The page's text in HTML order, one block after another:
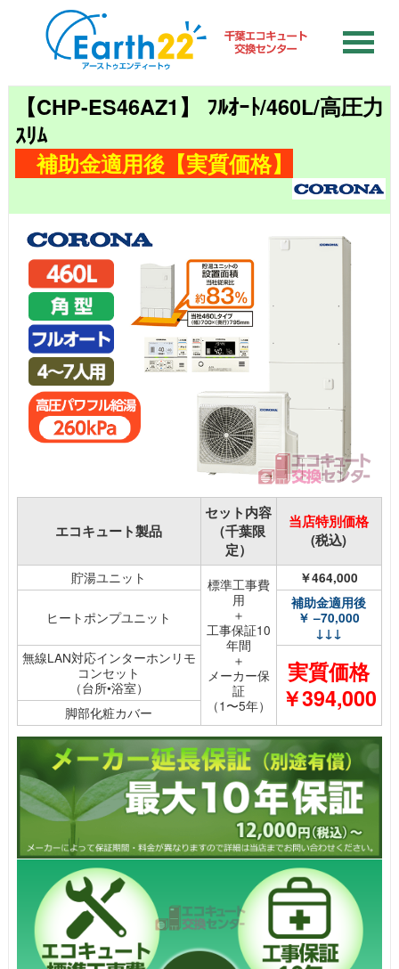
【CHP-ES46AZ1】 ﾌﾙｵｰﾄ/460L/高圧力
ｽﾘﾑ
補助金適用後【実質価格】
エコキュート製品
セット内容
（千葉限
定）
当店特別価格
(税込)
貯湯ユニット
標準工事費
用
＋
工事保証10
年間
＋
メーカー保
証
（1〜5年）
￥464,000
ヒートポンプユニット
補助金適用後
￥ –70,000
↓↓↓
無線LAN対応インターホンリモ
コンセット
（台所•浴室）
実質価格
￥394,000
脚部化粧カバー